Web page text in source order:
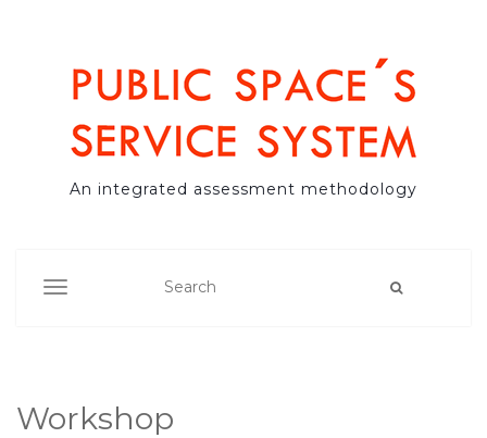
An integrated assessment methodology
TOGGLE NAVIGATION
Workshop